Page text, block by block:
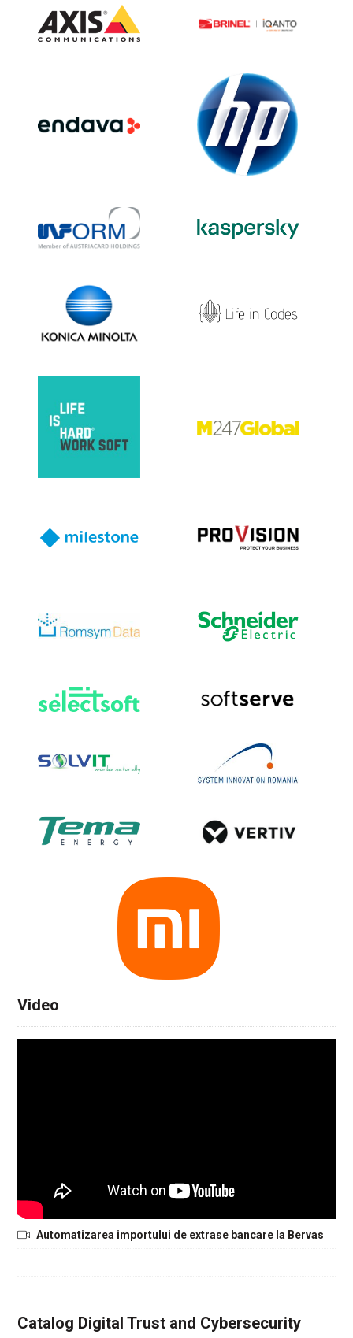
Video
Automatizarea importului de extrase bancare la Bervas
Catalog Digital Trust and Cybersecurity